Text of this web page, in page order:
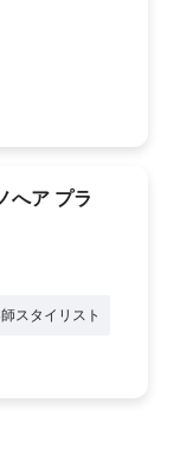
へア プラ
スタイリスト